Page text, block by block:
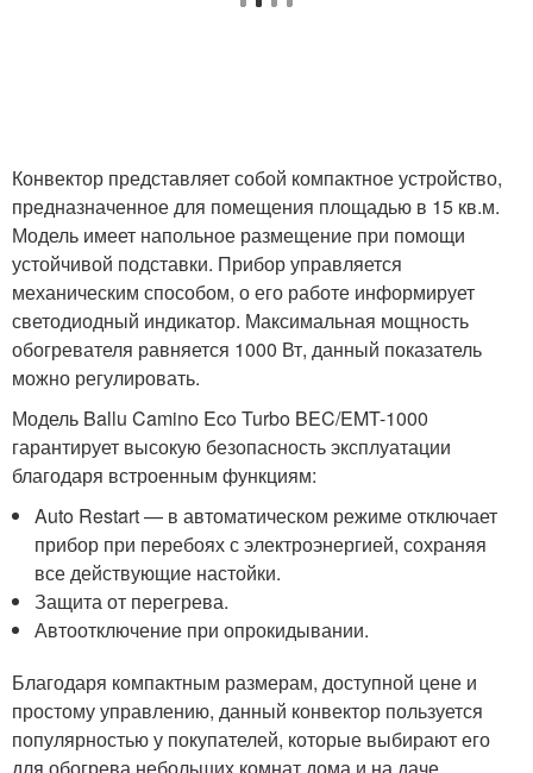
Конвектор представляет собой компактное устройство,
предназначенное для помещения площадью в 15 кв.м.
Модель имеет напольное размещение при помощи
устойчивой подставки. Прибор управляется
механическим способом, о его работе информирует
светодиодный индикатор. Максимальная мощность
обогревателя равняется 1000 Вт, данный показатель
можно регулировать.
Модель Ballu Camino Eco Turbo BEC/EMT-1000
гарантирует высокую безопасность эксплуатации
благодаря встроенным функциям:
Auto Restart — в автоматическом режиме отключает
прибор при перебоях с электроэнергией, сохраняя
все действующие настойки.
Защита от перегрева.
Автоотключение при опрокидывании.
Благодаря компактным размерам, доступной цене и
простому управлению, данный конвектор пользуется
популярностью у покупателей, которые выбирают его